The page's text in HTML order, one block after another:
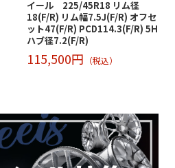
イール 225/45R18 リム径
18(F/R) リム幅7.5J(F/R) オフセ
ット47(F/R) PCD114.3(F/R) 5H
ハブ径7.2(F/R)
115,500円 （税込）